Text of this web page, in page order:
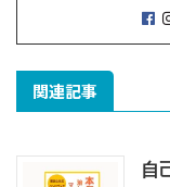
関連記事
自